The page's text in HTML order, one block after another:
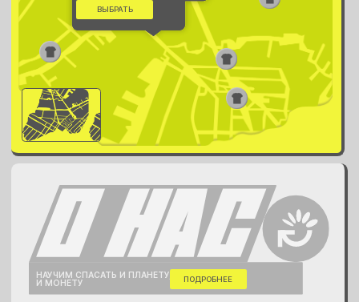
ВЫБРАТЬ
НАУЧИМ СПАСАТЬ И ПЛАНЕТУ,
И МОНЕТУ
ПОДРОБНЕЕ